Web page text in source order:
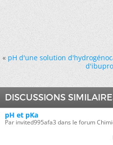
« pH d'une solution
DISCUSSIONS
pH et pKa
Par invited995afa3 dans le forum